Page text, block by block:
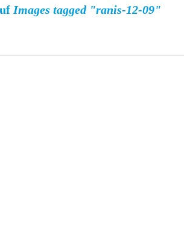
Images tagged "ranis-12-09"